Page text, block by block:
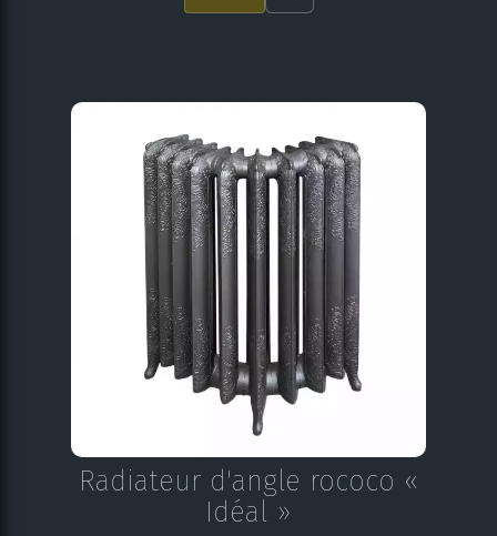
Radiateur d'angle rococo «
Idéal »